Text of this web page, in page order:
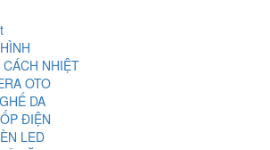
CÁCH NHIỆT
OTO
DA
ĐIỆN
LED